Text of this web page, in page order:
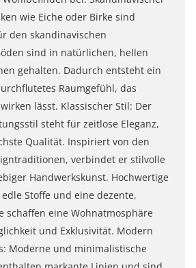
wie Eiche oder Birke sind
den skandinavischen
sind in natürlichen, hellen
gehalten. Dadurch entsteht ein
Raumgefühl, das
wirken lässt. Klassischer Stil: Der
steht für zeitlose Eleganz,
Qualität. Inspiriert von den
verbindet er stilvolle
Handwerkskunst. Hochwertige
Stoffe und eine dezente,
schaffen eine Wohnatmosphäre
und Exklusivität. Modern
Moderne und minimalistische